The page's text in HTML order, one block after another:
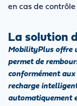
en cas de
La solution
MobilityPlus offre
permet de
conformément aux
recharge
automatiquement